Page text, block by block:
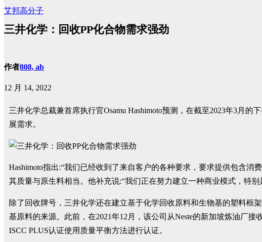
艾邦高分子
三井化学：回收PP化合物需求强劲
作者808, ab
12 月 14, 2022
三井化学总裁兼首席执行官Osamu Hashimoto预测，在截至2023年3月
展需求。
Hashimoto指出:“我们已经收到了来自客户的各种要求，要求提供包含
其质量与原生料相当。他补充说:“我们正在努力建立一种商业模式，特别
除了回收牌号，三井化学还在建立基于化学回收原料和生物基的塑料框
基原料的来源。此前，在2021年12月，该公司从Neste的新加坡炼油厂
ISCC PLUS认证使用质量平衡方法进行认证。